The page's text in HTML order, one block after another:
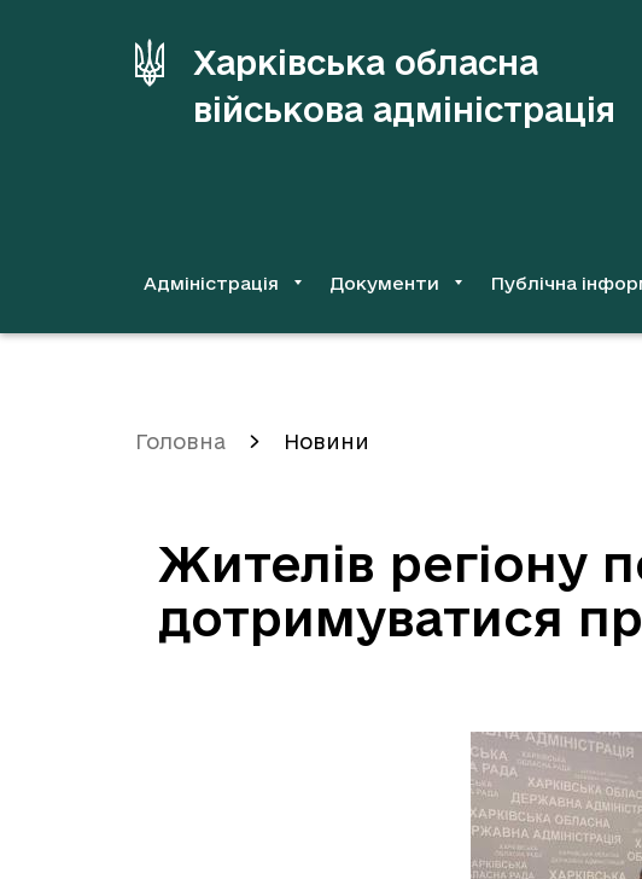
Харківська обласна
військова адміністрація
Адміністрація Документи Публічна
Головна Новини
Жителів регіону
дотримуватися